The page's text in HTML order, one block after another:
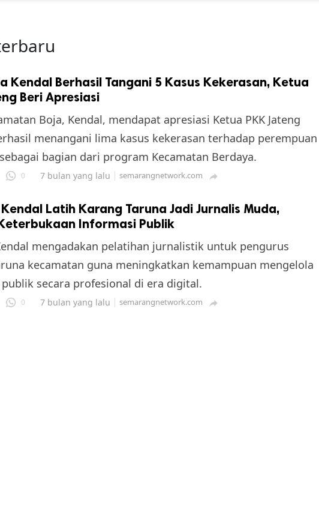
Kendal Berhasil Tangani 5 Kasus Kekerasan, Ketua
Beri Apresiasi
Boja, Kendal, mendapat apresiasi Ketua PKK Jateng
menangani lima kasus kekerasan terhadap perempuan
bagian dari program Kecamatan Berdaya.
0 7 bulan yang lalu semarangnetwork.com 
Latih Karang Taruna Jadi Jurnalis Muda,
Informasi Publik
mengadakan pelatihan jurnalistik untuk pengurus
kecamatan guna meningkatkan kemampuan mengelola
secara profesional di era digital.
0 7 bulan yang lalu semarangnetwork.com 